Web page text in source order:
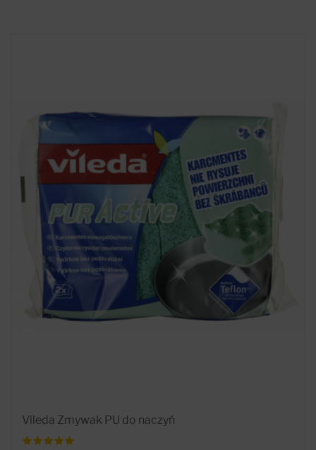
Vileda Zmywak PU do naczyń